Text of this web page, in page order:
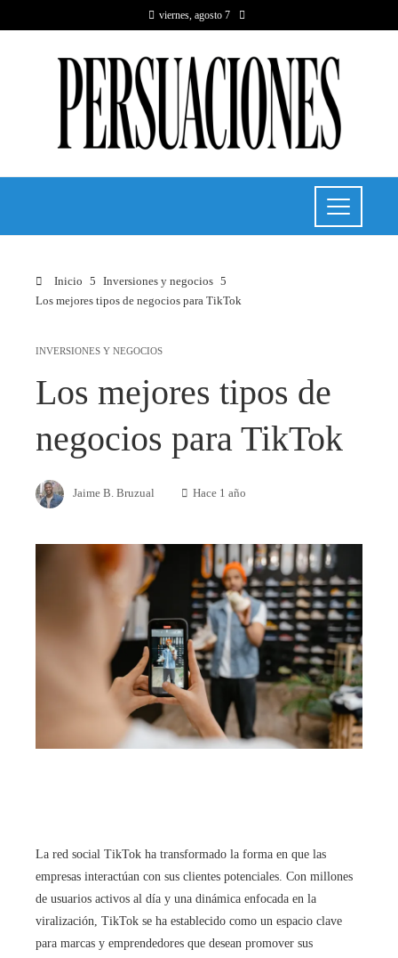
viernes, agosto 7
Inicio
Inversiones y negocios
Los mejores tipos de negocios para TikTok
INVERSIONES Y NEGOCIOS
Los mejores tipos de
negocios para TikTok
Jaime B. Bruzual Hace 1 año
La red social TikTok ha transformado la forma en que las
empresas interactúan con sus clientes potenciales. Con millones
de usuarios activos al día y una dinámica enfocada en la
viralización, TikTok se ha establecido como un espacio clave
para marcas y emprendedores que desean promover sus